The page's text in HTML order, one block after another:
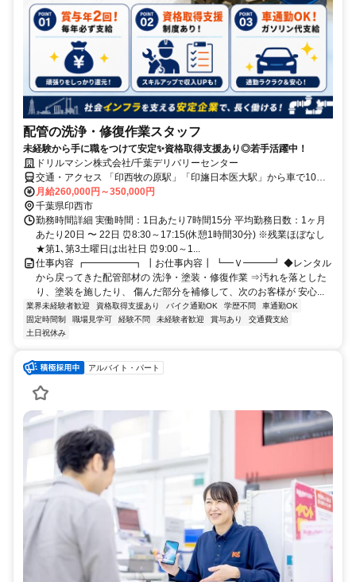
配管の洗浄・修復作業スタッフ
未経験から手に職をつけて安定✨資格取得支援あり◎若手活躍中！
ドリルマシン株式会社/千葉デリバリーセンター
交通・アクセス 「印西牧の原駅」「印旛日本医大駅」から車で10分
⭐車通勤歓迎
月給260,000円～350,000円
千葉県印西市
勤務時間詳細 実働時間：1日あたり7時間15分 平均勤務日数：1ヶ月
あたり20日 〜 22日 ⏰8:30～17:15(休憩1時間30分) ※残業ほぼなし
★第1､第3土曜日は出社日 ⏰9:00～1...
仕事内容 ┏━━━━━┓ ┃お仕事内容┃ ┗━Ｖ━━━┛ ◆レンタル
から戻ってきた配管部材の 洗浄・塗装・修復作業 ⇒汚れを落とした
り、塗装を施したり、 傷んだ部分を補修して、次のお客様が 安心...
業界未経験者歓迎 資格取得支援あり バイク通勤OK 学歴不問
車通勤OK
固定時間制
職場見学可 経験不問 未経験者歓迎 賞与あり
交通費支給
土日祝休み
アルバイト・パート